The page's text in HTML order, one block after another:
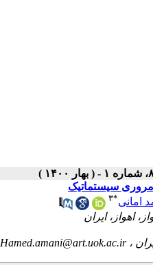
مروری سیستماتیک
امانی*۳
Hamed.amani@art.uok.ac.ir